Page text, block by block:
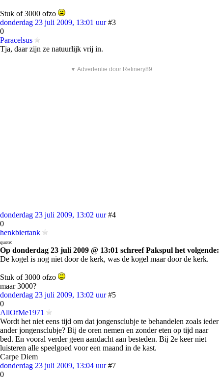
Stuk of 3000 ofzo
donderdag 23 juli 2009, 13:01 uur #3
0
Paracelsus
Tja, daar zijn ze natuurlijk vrij in.
▼ Advertentie door Refinery89
donderdag 23 juli 2009, 13:02 uur #4
0
henkbiertank
quote:
Op donderdag 23 juli 2009 @ 13:01 schreef Pakspul het volgende:
De kogel is nog niet door de kerk, was de kogel maar door de kerk.
Stuk of 3000 ofzo
maar 3000?
donderdag 23 juli 2009, 13:02 uur #5
0
AllOfMe1971
Wordt het niet eens tijd om dat jongensclubje te behandelen zoals ieder
ander jongensclubje? Bij de oren nemen en zonder eten op tijd naar
bed. En vooral verder geen aandacht aan besteden. Bij 2e keer niet
luisteren alle speelgoed voor een maand in de kast.
Carpe Diem
donderdag 23 juli 2009, 13:04 uur #7
0